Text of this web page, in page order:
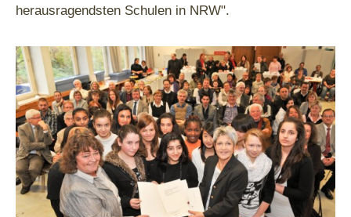
herausragendsten Schulen in NRW".